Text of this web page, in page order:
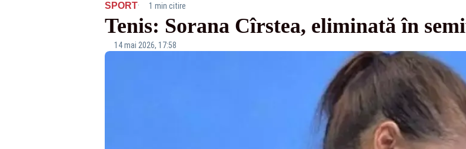
SPORT· 1 min citire
Tenis: Sorana Cîrstea, eliminată în
14 mai 2026, 17:58